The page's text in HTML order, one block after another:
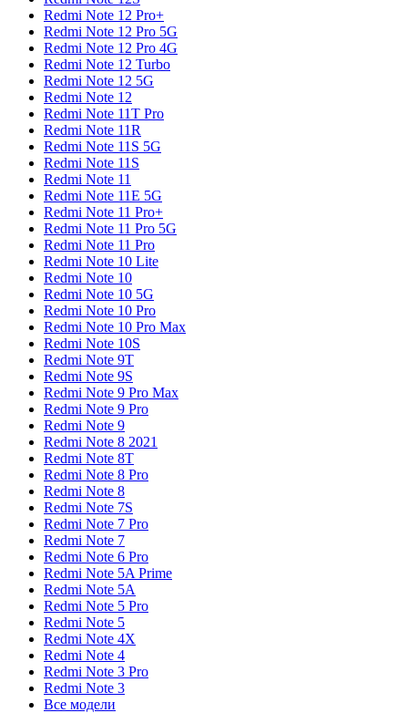
Redmi Note 12 Pro+
Redmi Note 12 Pro 5G
Redmi Note 12 Pro 4G
Redmi Note 12 Turbo
Redmi Note 12 5G
Redmi Note 12
Redmi Note 11T Pro
Redmi Note 11R
Redmi Note 11S 5G
Redmi Note 11S
Redmi Note 11
Redmi Note 11E 5G
Redmi Note 11 Pro+
Redmi Note 11 Pro 5G
Redmi Note 11 Pro
Redmi Note 10 Lite
Redmi Note 10
Redmi Note 10 5G
Redmi Note 10 Pro
Redmi Note 10 Pro Max
Redmi Note 10S
Redmi Note 9T
Redmi Note 9S
Redmi Note 9 Pro Max
Redmi Note 9 Pro
Redmi Note 9
Redmi Note 8 2021
Redmi Note 8T
Redmi Note 8 Pro
Redmi Note 8
Redmi Note 7S
Redmi Note 7 Pro
Redmi Note 7
Redmi Note 6 Pro
Redmi Note 5A Prime
Redmi Note 5A
Redmi Note 5 Pro
Redmi Note 5
Redmi Note 4X
Redmi Note 4
Redmi Note 3 Pro
Redmi Note 3
Все модели